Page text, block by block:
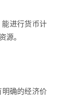
进行货币计
源‌。‌
确的经济价